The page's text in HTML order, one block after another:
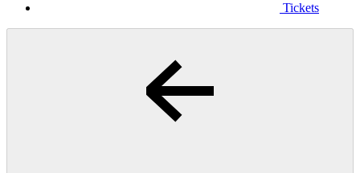
Tickets